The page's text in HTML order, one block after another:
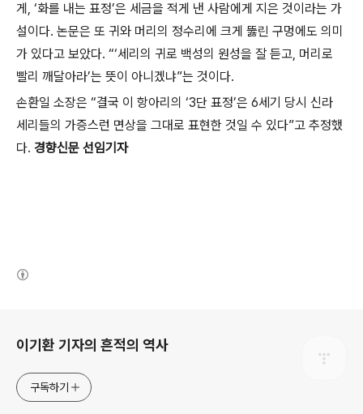
게, ‘화를 내는 표정’은 세금을 적게 낸 사람에게 지은 것이라는 가
설이다. 논문은 또 귀와 머리의 정수리에 크게 뚫린 구멍에도 의미
가 있다고 보았다. “‘세리의 귀로 백성의 원성을 잘 듣고, 머리로
빨리 깨달아라’는 뜻이 아니겠냐”는 것이다.
손환일 소장은 “결국 이 항아리의 ‘3단 표정’은 6세기 당시 신라
세리들의 가증스런 면상을 그대로 표현한 것일 수 있다”고 추정했
다. 경향신문 선임기자
이기환 기자의 흔적의 역사
구독하기